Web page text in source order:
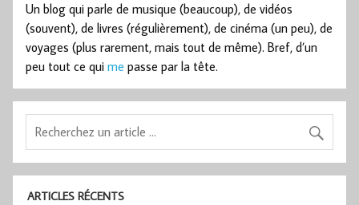
Un blog qui parle de musique (beaucoup), de vidéos
(souvent), de livres (régulièrement), de cinéma (un peu), de
voyages (plus rarement, mais tout de même). Bref, d’un
peu tout ce qui me passe par la tête.
ARTICLES RÉCENTS